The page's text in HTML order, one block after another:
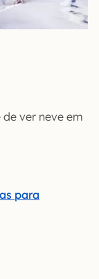
ver neve em
para